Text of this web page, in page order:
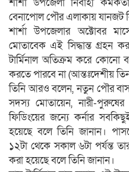
বেনাপোল পৌর এলাকায় যানজট
শার্শা উপজেলার অক্টোবর
মোতাবেক এই সিদ্ধান্ত গ্রহন
টার্মিনাল অতিক্রম করে কোনো
করতে পারবে না (আন্তঃদেশীয়
তিনি আরও বলেন, নতুন পৌর বাস
সদস্য মোতায়েন, নারী-পুরুষের
ফিডিংয়ের জন্যে কর্নার
হয়েছে বলে তিনি জানান।
১২টা থেকে সকাল ৬টা পর্যন্ত
করা হয়েছে বলে তিনি জানান।